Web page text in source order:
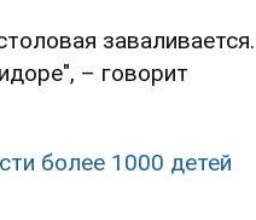
заваливается.
– говорит
более 1000 детей